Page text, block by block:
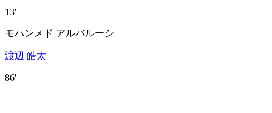
13'
モハンメド アルバルーシ
渡辺 皓太
86'